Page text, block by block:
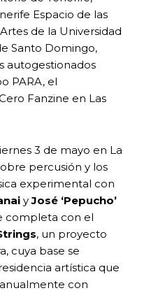
Espacio de las
de la Universidad
Santo Domingo,
autogestionados
PARA, el
Fanzine en Las
3 de mayo en La
percusión y los
experimental con
yJosé ‘Pepucho’
completa con el
, un proyecto
cuya base se
artística que
con